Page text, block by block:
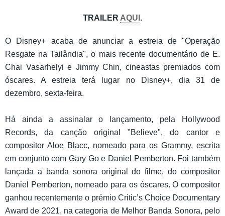
TRAILER AQUI .
O Disney+ acaba de anunciar a estreia de "Operação
Resgate na Tailândia", o mais recente documentário de E.
Chai Vasarhelyi e Jimmy Chin, cineastas premiados com
óscares. A estreia terá lugar no Disney+, dia 31 de
dezembro, sexta-feira.
Há ainda a assinalar o lançamento, pela Hollywood
Records, da canção original "Believe", do cantor e
compositor Aloe Blacc, nomeado para os Grammy, escrita
em conjunto com Gary Go e Daniel Pemberton. Foi também
lançada a banda sonora original do filme, do compositor
Daniel Pemberton, nomeado para os óscares. O compositor
ganhou recentemente o prémio Critic’s Choice Documentary
Award de 2021, na categoria de Melhor Banda Sonora, pelo